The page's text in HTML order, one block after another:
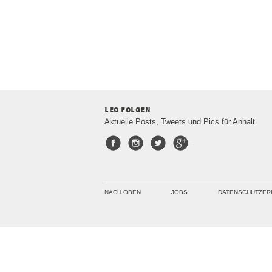
leo folgen
Aktuelle Posts, Tweets und Pics für Anhalt.
FacebookInstagram
Twitter
NACH OBEN JOBS